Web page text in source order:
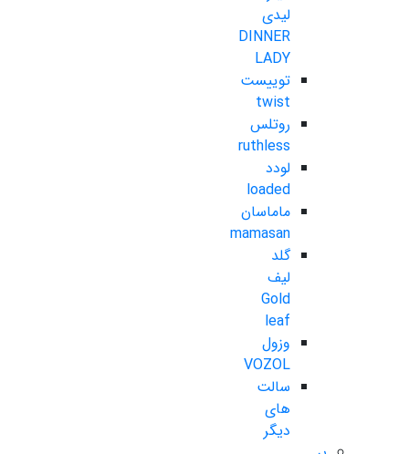
لیدی
DINNER
LADY
توییست
twist
روتلس
ruthless
لودد
loaded
ماماسان
mamasan
گلد
لیف
Gold
leaf
وزول
VOZOL
سالت
های
دیگر